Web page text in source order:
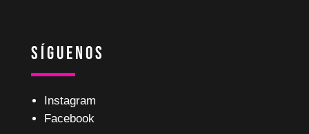
Síguenos
Instagram
Facebook